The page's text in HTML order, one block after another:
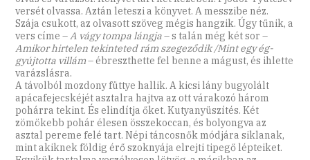
versét olvassa. Aztán leteszi a könyvet. A messzibe néz.
Szája csukott, az olvasott szöveg mégis hangzik. Úgy tűnik, a
vers címe –A vágy tompa lángja– s talán még két sor –
Amikor hirtelen tekinteted rám szegeződik /Mint egy ég-
gyújtotta villám– ébreszthette fel benne a mágust, és ihlette
varázslásra.
A távolból mozdony füttye hallik. A kicsi lány bugyolált
apácafejecskéjét asztalra hajtva az ott várakozó három
pohárra tekint. És elindítja őket. Kutyanyüszítés. Két
zömökebb pohár élesen összekoccan, és bolyongva az
asztal pereme felé tart. Népi táncosnők módjára siklanak,
mint akiknek földig érő szoknyája elrejti tipegő lépteiket.